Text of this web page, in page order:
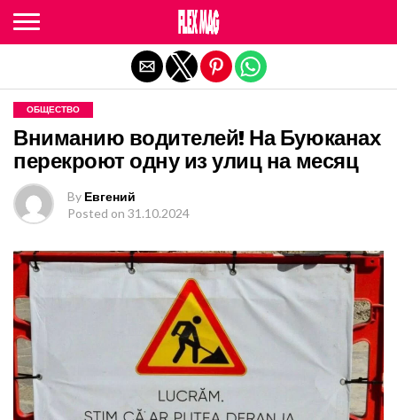
ОБЩЕСТВО
Вниманию водителей! На Буюканах
перекроют одну из улиц на месяц
By Евгений
Posted on 31.10.2024
Exit mobile version